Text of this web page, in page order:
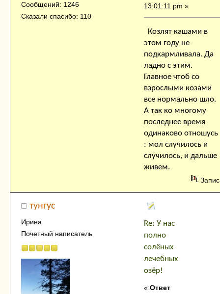
Сообщений: 1246
Сказали спасибо: 110
13:01:11 pm »
Козлят кашами в
этом году не
подкармливала. Да
ладно с этим.
Главное чтоб со
взрослыми козами
все нормально шло.
А так ко многому
последнее время
одинаково отношусь
: мол случилось и
случилось, и дальше
живем.
тунгус
Ирина
Почетный написатель
Re: У нас
полно
солёных
лечебных
озёр!
« Ответ